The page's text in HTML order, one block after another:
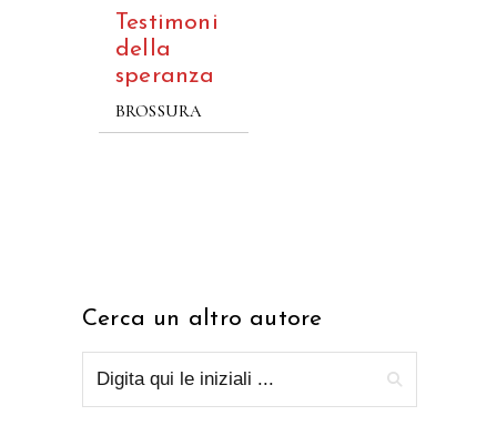
Testimoni
della
speranza
BROSSURA
Cerca un altro autore